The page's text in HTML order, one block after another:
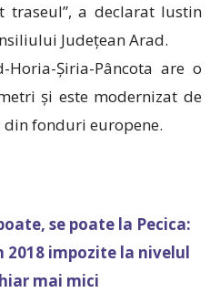
a declarat Iustin
Județean Arad.
Șiria-Pâncota are o
și este modernizat de
din fonduri europene.
se poate la Pecica:
2018 impozite la nivelul
mai mici